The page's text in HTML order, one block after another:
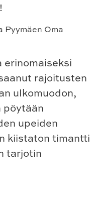
rajoitusten
ulkomuodon,
pöytään
upeiden
kiistaton timantti
tarjotin